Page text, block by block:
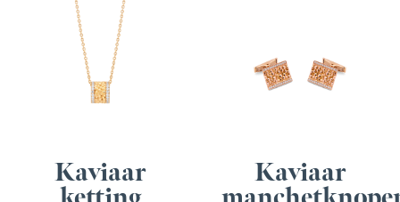
Kaviaar
Kaviaar